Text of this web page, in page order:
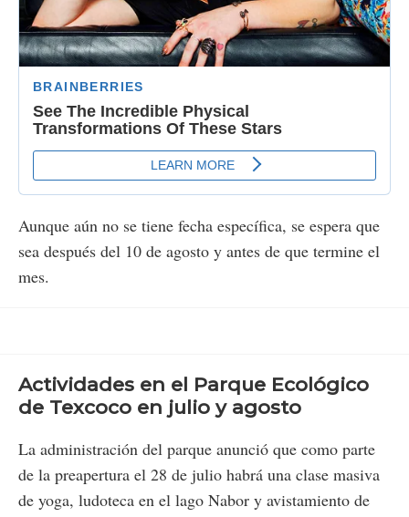
Aunque aún no se tiene fecha específica, se espera que
sea después del 10 de agosto y antes de que termine el
mes.
Actividades en el Parque Ecológico
de Texcoco en julio y agosto
La administración del parque anunció que como parte
de la preapertura el 28 de julio habrá una clase masiva
de yoga, ludoteca en el lago Nabor y avistamiento de